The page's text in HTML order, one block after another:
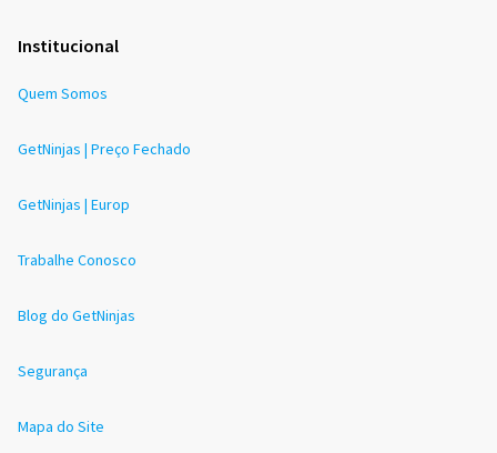
Institucional
Quem Somos
GetNinjas | Preço Fechado
GetNinjas | Europ
Trabalhe Conosco
Blog do GetNinjas
Segurança
Mapa do Site